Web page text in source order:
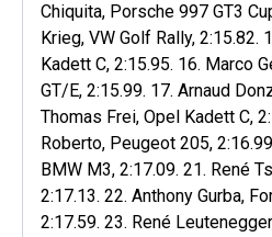
Chiquita, Porsche 997 GT3
Krieg, VW Golf Rally, 2:15.82.
Kadett C, 2:15.95. 16. Marco
GT/E, 2:15.99. 17. Arnaud
Thomas Frei, Opel Kadett C,
Roberto, Peugeot 205,
BMW M3, 2:17.09. 21. René
2:17.13. 22. Anthony Gurba,
2:17.59. 23. René